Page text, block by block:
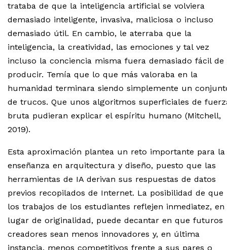
trataba de que la inteligencia artificial se volviera
demasiado inteligente, invasiva, maliciosa o incluso
demasiado útil. En cambio, le aterraba que la
inteligencia, la creatividad, las emociones y tal vez
incluso la conciencia misma fuera demasiado fácil de
producir. Temía que lo que más valoraba en la
humanidad terminara siendo simplemente un
de trucos. Que unos algoritmos superficiales de
bruta pudieran explicar el espíritu humano (Mitchell,
2019).
Esta aproximación plantea un reto importante para la
enseñanza en arquitectura y diseño, puesto que las
herramientas de IA derivan sus respuestas de datos
previos recopilados de Internet. La posibilidad de que
los trabajos de los estudiantes reflejen inmediatez, en
lugar de originalidad, puede decantar en que futuros
creadores sean menos innovadores y, en última
instancia, menos competitivos frente a sus pares o